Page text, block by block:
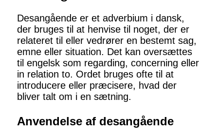
Desangående er et adverbium i dansk,
der bruges til at henvise til noget, der er
relateret til eller vedrører en bestemt sag,
emne eller situation. Det kan oversættes
til engelsk som regarding, concerning eller
in relation to. Ordet bruges ofte til at
introducere eller præcisere, hvad der
bliver talt om i en sætning.
Anvendelse af desangående